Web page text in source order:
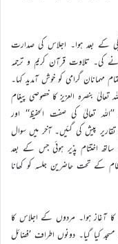
کے بعد ہوا۔ اجلاس کی صدارت
نے کی۔ تلاوت قرآن کریم و ترجمہ
مہمانان گرامی کو خوش آمدید کہا۔
تعالیٰ بنصرہ العزیز کا خصوصی پیغام
تعالیٰ کی صفت الحفیظ‘‘ اور
پیش کی گئیں۔ آخر میں سوال
اختتام پذیر ہوئی جس کے بعد
کے تحت حاضرین جلسہ کو کھانا
آغاز ہوا۔ مردوں کے اجلاس کا
مسجد کیا گیا۔ دونوں اطراف ’فضائل